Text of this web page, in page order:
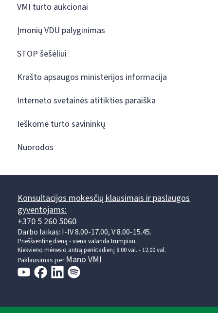
VMI turto aukcionai
Įmonių VDU palyginimas
STOP šešėliui
Krašto apsaugos ministerijos informacija
Interneto svetainės atitikties paraiška
Ieškome turto savininkų
Nuorodos
Konsultacijos mokesčių klausimais ir paslaugos
gyventojams:
+370 5 260 5060
Darbo laikas: I-IV 8.00-17.00, V 8.00-15.45.
Prieššventinę dieną - viena valanda trumpiau.
Kiekvieno mėnesio antrą penktadienį 8.00 val. - 12.00 val.
Paklausimas perMano VMI